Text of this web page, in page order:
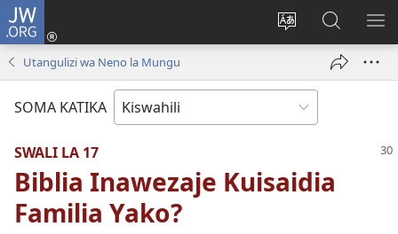
JW.ORG
Badili
tovuti
Ingia
(opens
Tafuta
Katika
JW.ORG
Utangulizi wa Neno la Mungu
SOMA KATIKA
SWALI LA 17
Biblia Inawezaje Kuisaidia
Familia Yako?